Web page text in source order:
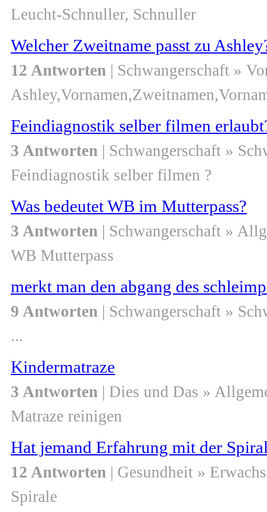
Leucht-Schnuller, Schnuller
Welcher Zweitname passt zu
12 Antworten | Schwangerschaft »
Feindiagnostik selber filmen
3 Antworten | Schwangerschaft »
Feindiagnostik selber filmen ?
Was bedeutet WB im Mutterpass?
3 Antworten | Schwangerschaft »
WB Mutterpass
merkt man den abgang des
9 Antworten | Schwangerschaft »
...
Kindermatraze
3 Antworten | Dies und Das »
Matraze reinigen
Hat jemand Erfahrung mit der
12 Antworten | Gesundheit »
Spirale